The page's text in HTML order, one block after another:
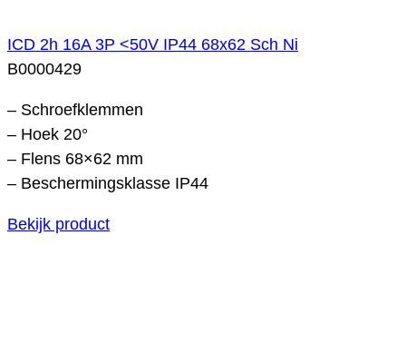
ICD 2h 16A 3P <50V IP44 68x62 Sch Ni
B0000429
– Schroefklemmen
– Hoek 20°
– Flens 68×62 mm
– Beschermingsklasse IP44
Bekijk product